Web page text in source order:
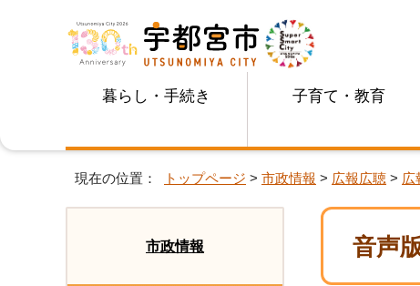
暮らし・手続き 子育て・教育
現在の位置： トップページ > 市政情報 > 広報広聴 > 広
音声
市政情報